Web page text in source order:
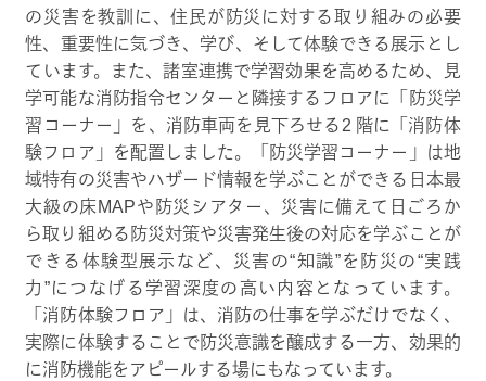
の災害を教訓に、住民が防災に対する取り組みの必要
性、重要性に気づき、学び、そして体験できる展示とし
ています。また、諸室連携で学習効果を高めるため、見
学可能な消防指令センターと隣接するフロアに「防災学
習コーナー」を、消防車両を見下ろせる2 階に「消防体
験フロア」を配置しました。「防災学習コーナー」は地
域特有の災害やハザード情報を学ぶことができる日本最
大級の床MAPや防災シアター、災害に備えて日ごろか
ら取り組める防災対策や災害発生後の対応を学ぶことが
できる体験型展示など、災害の“知識”を防災の“実践
力”につなげる学習深度の高い内容となっています。
「消防体験フロア」は、消防の仕事を学ぶだけでなく、
実際に体験することで防災意識を醸成する一方、効果的
に消防機能をアピールする場にもなっています。